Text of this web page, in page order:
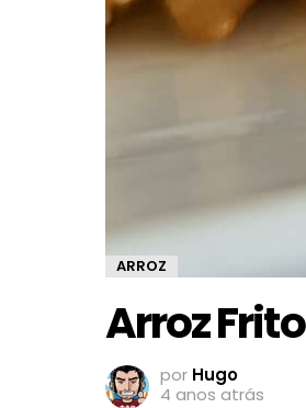
ARROZ
Arroz
por Hugo
4 anos atrás